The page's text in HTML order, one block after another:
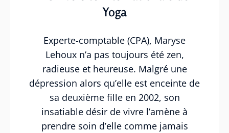
Yoga
Experte-comptable (CPA), Maryse
Lehoux n’a pas toujours été zen,
radieuse et heureuse. Malgré une
dépression alors qu’elle est enceinte de
sa deuxième fille en 2002, son
insatiable désir de vivre l’amène à
prendre soin d’elle comme jamais